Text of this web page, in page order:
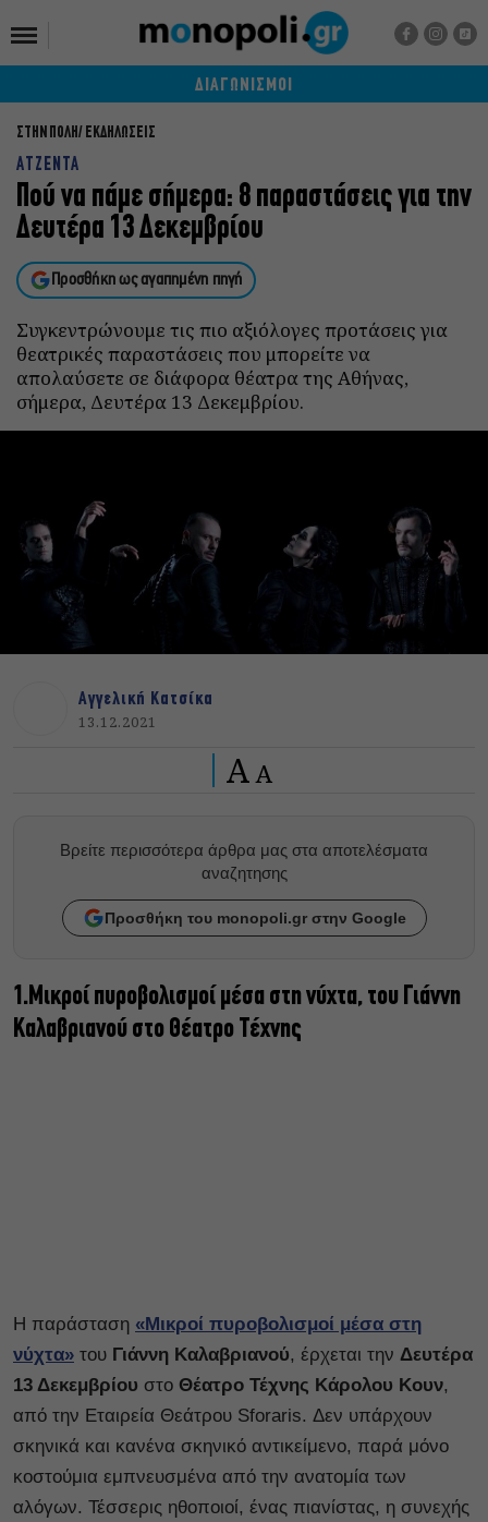
ΔΙΑΓΩΝΙΣΜΟΙ
ΣΤΗΝ ΠΟΛΗ ΕΚΔΗΛΩΣΕΙΣ
ΑΤΖΕΝΤΑ
Πού να πάμε σήμερα: 8 παραστάσεις για την
Δευτέρα 13 Δεκεμβρίου
Προσθήκη ως αγαπημένη πηγή
Συγκεντρώνουμε τις πιο αξιόλογες προτάσεις για
θεατρικές παραστάσεις που μπορείτε να
απολαύσετε σε διάφορα θέατρα της Αθήνας,
σήμερα, Δευτέρα 13 Δεκεμβρίου.
Αγγελική Κατσίκα
13.12.2021
A A
Βρείτε περισσότερα άρθρα μας στα αποτελέσματα
αναζητησης
Προσθήκη του monopoli.gr στην Google
1.Μικροί πυροβολισμοί μέσα στη νύχτα, του Γιάννη
Καλαβριανού στο Θέατρο Τέχνης
Η παράσταση «Μικροί πυροβολισμοί μέσα στη
νύχτα» του Γιάννη Καλαβριανού, έρχεται την Δευτέρα
13 Δεκεμβρίου στο Θέατρο Τέχνης Κάρολου Κουν,
από την Εταιρεία Θεάτρου Sforaris. Δεν υπάρχουν
σκηνικά και κανένα σκηνικό αντικείμενο, παρά μόνο
κοστούμια εμπνευσμένα από την ανατομία των
αλόγων. Τέσσερις ηθοποιοί, ένας πιανίστας, η συνεχής